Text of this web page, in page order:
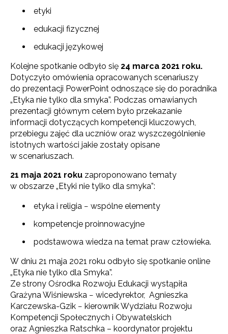
etyki
edukacji fizycznej
edukacji językowej
Kolejne spotkanie odbyło się 24 marca 2021 roku.
Dotyczyło omówienia opracowanych scenariuszy
do prezentacji PowerPoint odnoszące się do poradnika
„Etyka nie tylko dla smyka”. Podczas omawianych
prezentacji głównym celem było przekazanie
informacji dotyczących kompetencji kluczowych,
przebiegu zajęć dla uczniów oraz wyszczególnienie
istotnych wartości jakie zostały opisane
w scenariuszach.
21 maja 2021 roku zaproponowano tematy
w obszarze „Etyki nie tylko dla smyka”:
etyka i religia − wspólne elementy
kompetencje proinnowacyjne
podstawowa wiedza na temat praw człowieka.
W dniu 21 maja 2021 roku odbyło się spotkanie online
„Etyka nie tylko dla Smyka”.
Ze strony Ośrodka Rozwoju Edukacji wystąpiła
Grażyna Wiśniewska − wicedyrektor, Agnieszka
Karczewska-Gzik − kierownik Wydziału Rozwoju
Kompetencji Społecznych i Obywatelskich
oraz Agnieszka Ratschka – koordynator projektu